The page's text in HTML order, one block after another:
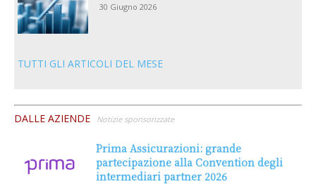
30 Giugno 2026
TUTTI GLI ARTICOLI DEL MESE
DALLE AZIENDE Notizie sponsorizzate
Prima Assicurazioni: grande
partecipazione alla Convention degli
intermediari partner 2026